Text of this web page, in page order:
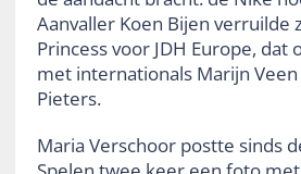
Aanvaller Koen Bijen verruilde
Princess voor JDH Europe, dat
met internationals Marijn
Pieters.
Maria Verschoor postte sinds